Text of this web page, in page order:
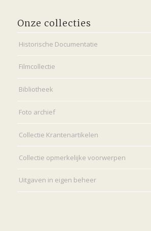
Onze collecties
Historische Documentatie
Filmcollectie
Bibliotheek
Foto archief
Collectie Krantenartikelen
Collectie opmerkelijke voorwerpen
Uitgaven in eigen beheer